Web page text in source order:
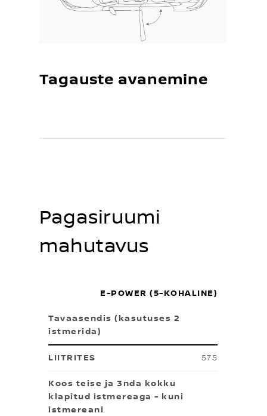
Tagauste avanemine
Pagasiruumi
mahutavus
E-POWER (5-KOHALINE)
Tavaasendis (kasutuses 2
istmerida)
575
Koos teise ja 3nda kokku
klapitud istmereaga - kuni
istmereani